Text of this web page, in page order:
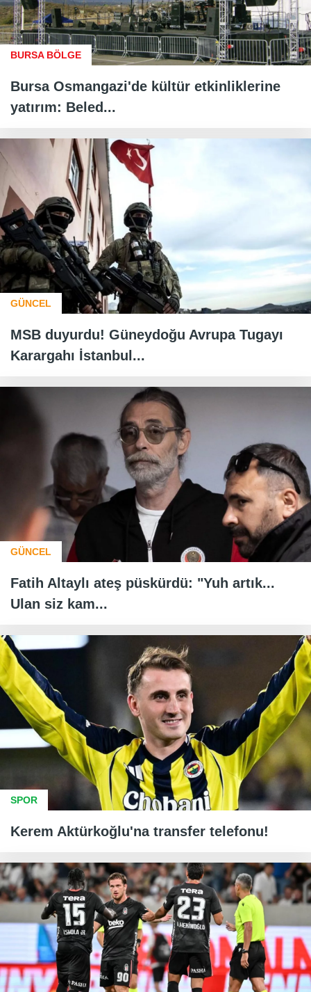
BURSA BÖLGE
Bursa Osmangazi'de kültür etkinliklerine
yatırım: Beled...
GÜNCEL
MSB duyurdu! Güneydoğu Avrupa Tugayı
Karargahı İstanbul...
GÜNCEL
Fatih Altaylı ateş püskürdü: "Yuh artık...
Ulan siz kam...
SPOR
Kerem Aktürkoğlu'na transfer telefonu!